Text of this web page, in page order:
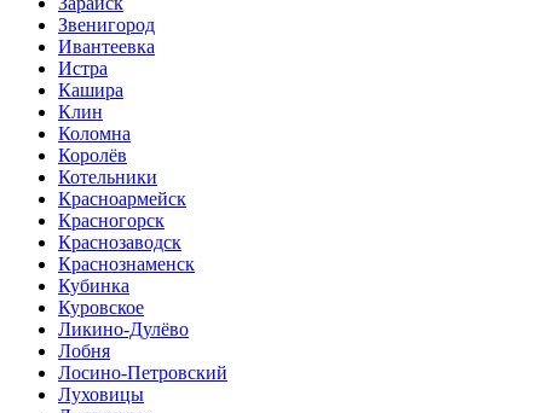
Звенигород
Ивантеевка
Истра
Кашира
Клин
Коломна
Королёв
Котельники
Красноармейск
Красногорск
Краснозаводск
Краснознаменск
Кубинка
Куровское
Ликино-Дулёво
Лобня
Лосино-Петровский
Луховицы